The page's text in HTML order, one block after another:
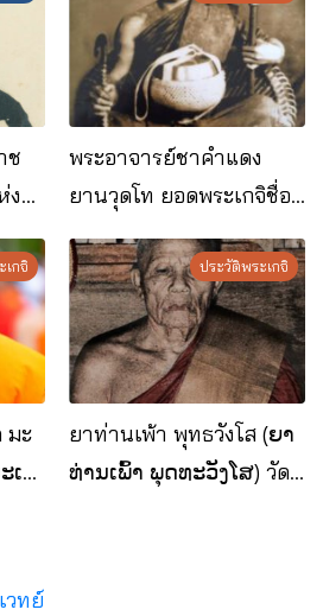
ช
ง
พระอาจารย์ชาคำแดง
ยานวุดโท ยอดพระเกจิชื่อ
ดังแห่ง สปป.ลาว
เกจิ
มะ
ເສ
ประวัติพระเกจิ
ยาท่านเพ้า พุทธวังโส (ຍາ
ທ່ານເພົ້າ ພຸດທະວັງໂສ) วัด
วทย์